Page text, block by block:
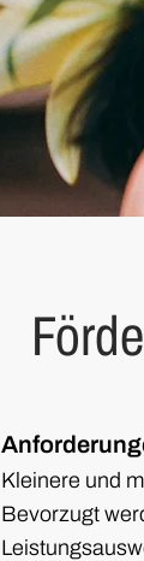
Kleinere und
Bevorzugt